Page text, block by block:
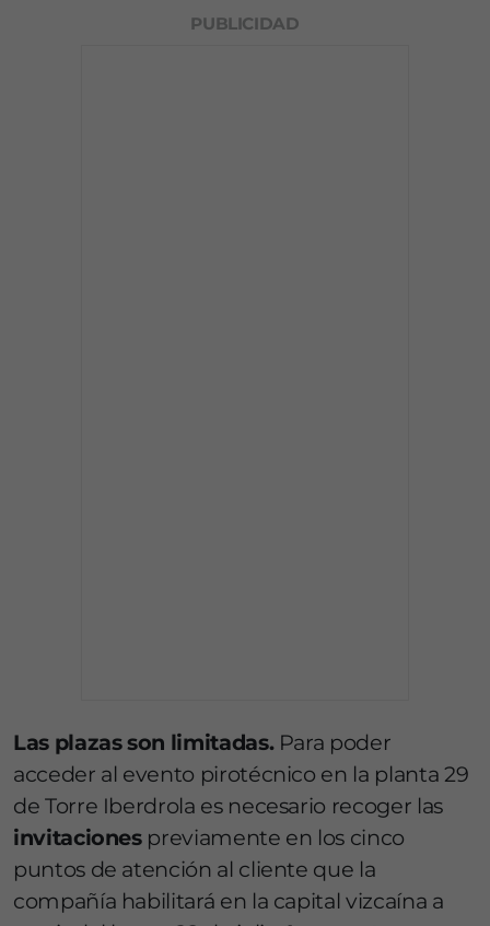
PUBLICIDAD
Las plazas son limitadas.Para poder
acceder al evento pirotécnico en la planta 29
de Torre Iberdrola es necesario recoger las
invitacionespreviamente en los cinco
puntos de atención al cliente que la
compañía habilitará en la capital vizcaína a